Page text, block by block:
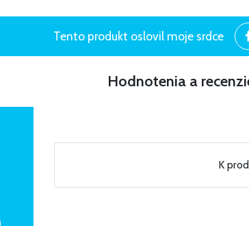
Tento produkt oslovil moje srdce
Hodnotenia a
K